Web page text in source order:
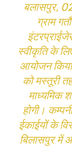
बलासपुर,
ग्राम
स्वीकृति के
आयोजन
को मस्तूरी
माध्यमिक
होगी।
ईकाईयों के
बिलासपुर में